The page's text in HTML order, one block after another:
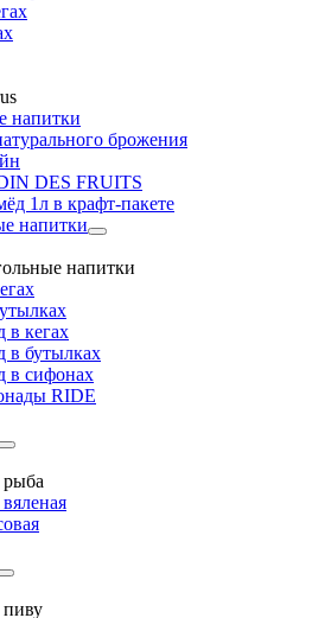
напитки
брожения
DES FRUITS
1л в крафт-пакете
напитки
напитки
в кегах
в бутылках
в сифонах
RIDE
рыба